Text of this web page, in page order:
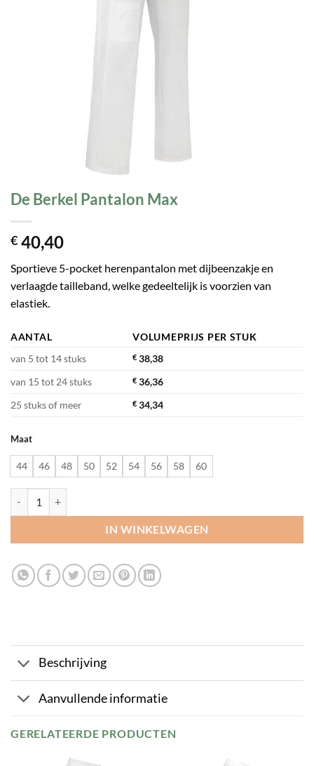
De Berkel Pantalon Max
€ 40,40
Sportieve 5-pocket herenpantalon met dijbeenzakje en
verlaagde tailleband, welke gedeeltelijk is voorzien van
elastiek.
AANTAL
VOLUMEPRIJS PER STUK
van 5 tot 14 stuks
€ 38,38
van 15 tot 24 stuks
€ 36,36
25 stuks of meer
€ 34,34
Maat
44 46 48 50 52 54 56 58 60
IN WINKELWAGEN
Beschrijving
Aanvullende informatie
GERELATEERDE PRODUCTEN